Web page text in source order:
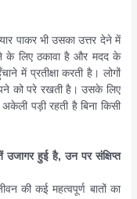
पाकर भी उसका उत्तर देने में
के लिए ठकावा है और मदद के
में प्रतीक्षा करती है। लोगों
को परे रखती है। उसके लिए
पड़ी रहती है बिना किसी
हुई है, उन पर संक्षिप्त
की कई महत्वपूर्ण बातों का